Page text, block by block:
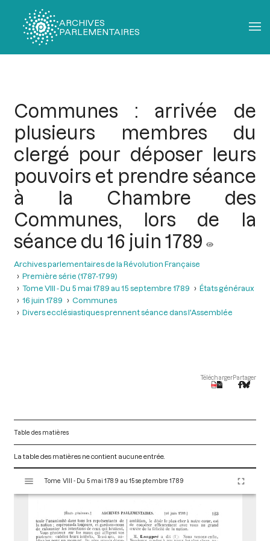
ARCHIVES
PARLEMENTAIRES
Communes : arrivée de
plusieurs membres du
clergé pour déposer leurs
pouvoirs et prendre séance
à la Chambre des
Communes, lors de la
séance du 16 juin 1789
Archives parlementaires de la Révolution Française
Première série (1787-1799)
Tome VIII - Du 5 mai 1789 au 15 septembre 1789
États généraux
16 juin 1789
Communes
Divers ecclésiastiques prennent séance dans l'Assemblée
TéléchargerPartager
Table des matières
La table des matières ne contient aucune entrée.
s
Tome VIII - Du 5 mai 1789 au 15 septembre 1789